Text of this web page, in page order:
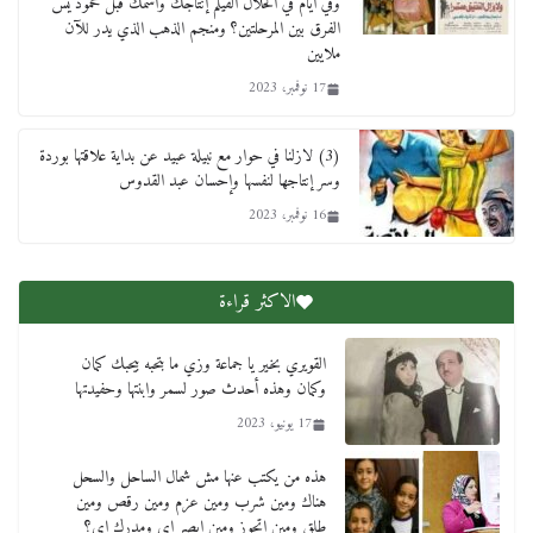
الفرق بين المرحلتين؟ ومنجم الذهب الذي يدر للآن
ملايين
17 نوفمبر، 2023
(3) لازلنا في حوار مع نبيلة عبيد عن بداية علاقتها بوردة
وسر إنتاجها لنفسها وإحسان عبد القدوس
16 نوفمبر، 2023
الاكثر قراءة
القويري بخير يا جماعة وزي ما بتحبه بيحبك كمان
وكمان وهذه أحدث صور لسمر وابنتها وحفيدتها
17 يونيو، 2023
هذه من يكتب عنها مش شمال الساحل والسحل
هناك ومين شرب ومين عزم ومين رقص ومين